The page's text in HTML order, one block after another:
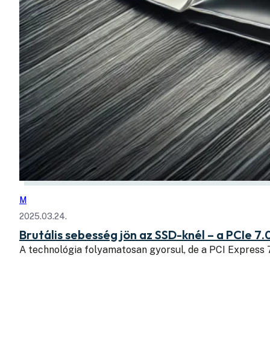
M
2025.03.24.
Brutális sebesség jön az SSD-knél – a PCIe
A technológia folyamatosan gyorsul, de a PCI Express